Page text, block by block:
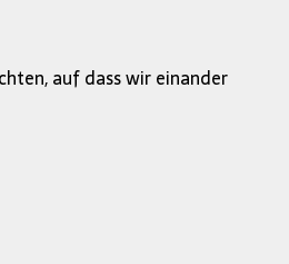
auf dass wir einander